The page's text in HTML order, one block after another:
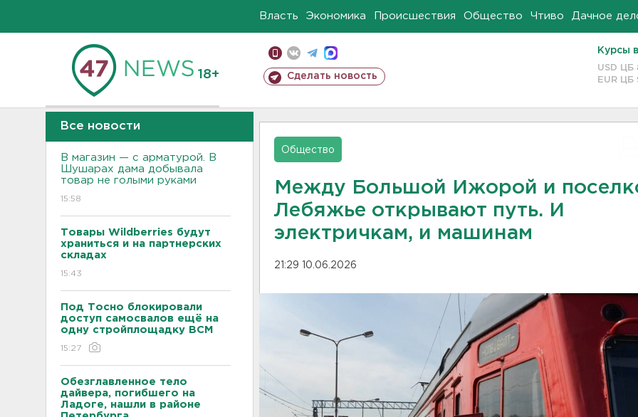
Власть Экономика Происшествия Общество Чтиво Дачное
18+ Сделать новость
Курсы
USD ЦБ
EUR ЦБ
Все новости
В магазин — с арматурой. В
Шушарах дама добывала
товар не голыми руками
15:58
Товары Wildberries будут
храниться и на партнерских
складах
15:43
Под Тосно блокировали
доступ самосвалов ещё на
одну стройплощадку ВСМ
15:27
Обезглавленное тело
дайвера, погибшего на
Ладоге, нашли в районе
Общество
Между Большой Ижорой и
Лебяжье открывают путь. И
электричкам, и машинам
21:29 10.06.2026